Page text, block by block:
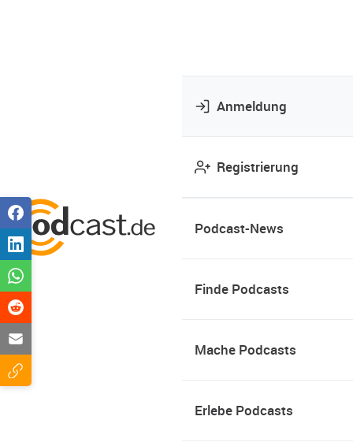
Anmeldung
Registrierung
Podcast-News
Finde Podcasts
Mache Podcasts
Erlebe Podcasts